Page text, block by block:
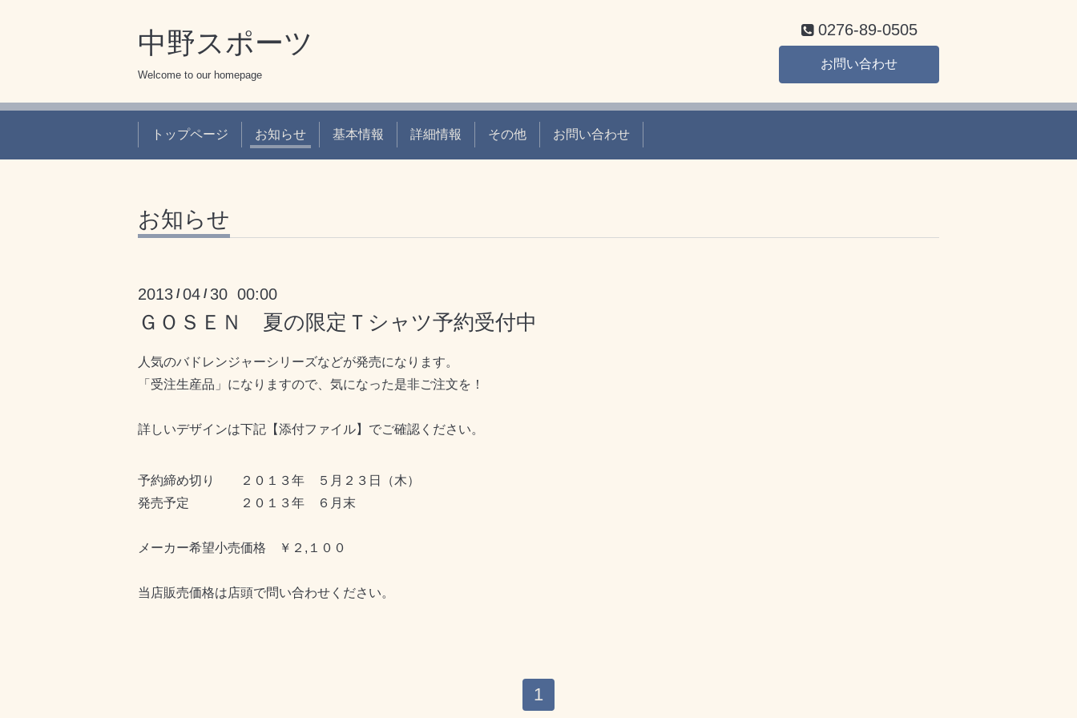
中野スポーツ
Welcome to our homepage
0276-89-0505
お問い合わせ
トップページ お知らせ 基本情報 詳細情報 その他 お問い合わせ
お知らせ
2013 /04 / 30 00:00
ＧＯＳＥＮ 夏の限定Ｔシャツ予約受付中
人気のバドレンジャーシリーズなどが発売になります。
「受注生産品」になりますので、気になった是非ご注文を！
詳しいデザインは下記【添付ファイル】でご確認ください。
予約締め切り ２０１３年 ５月２３日（木）
発売予定 ２０１３年 ６月末
メーカー希望小売価格 ￥２,１００
当店販売価格は店頭で問い合わせください。
1